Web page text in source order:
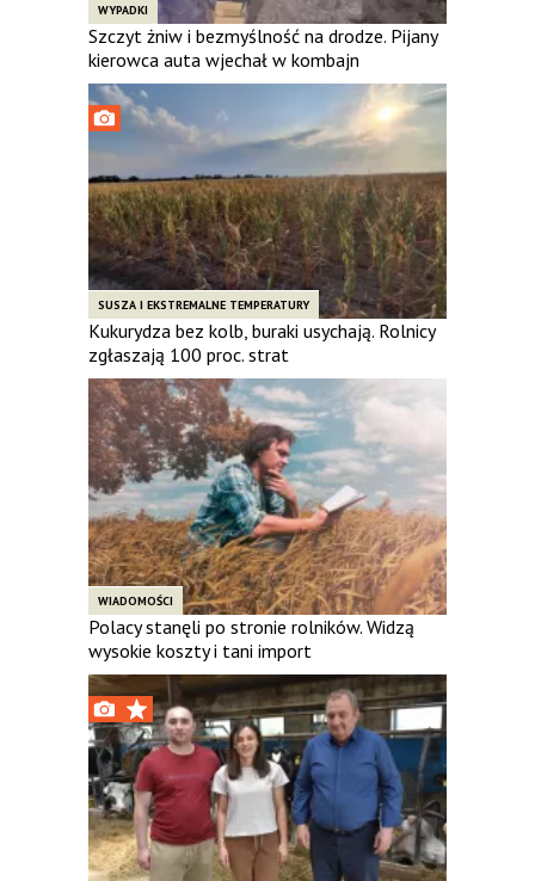
WYPADKI
Szczyt żniw i bezmyślność na drodze. Pijany
kierowca auta wjechał w kombajn
SUSZA I EKSTREMALNE TEMPERATURY
Kukurydza bez kolb, buraki usychają. Rolnicy
zgłaszają 100 proc. strat
WIADOMOŚCI
Polacy stanęli po stronie rolników. Widzą
wysokie koszty i tani import